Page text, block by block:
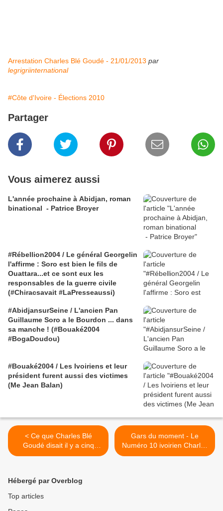
Arrestation Charles Blé Goudé - 21/01/2013 par
legrigriinternational
#Côte d'Ivoire - Élections 2010
Partager
Vous aimerez aussi
L'année prochaine à Abidjan, roman
binational - Patrice Broyer
#Rébellion2004 / Le général Georgelin
l'affirme : Soro est bien le fils de
Ouattara...et ce sont eux les
responsables de la guerre civile
(#Chiracsavait #LaPresseaussi)
#AbidjansurSeine / L'ancien Pan
Guillaume Soro a le Bourdon ... dans
sa manche ! (#Bouaké2004
#BogaDoudou)
#Bouaké2004 / Les Ivoiriens et leur
président furent aussi des victimes
(Me Jean Balan)
< Ce que Charles Blé
Goudé disait il y a cinq
semaines...
Gars du moment - Le
Numéro 10 ivoirien Charles
Blé Goudé >
Hébergé par Overblog
Top articles